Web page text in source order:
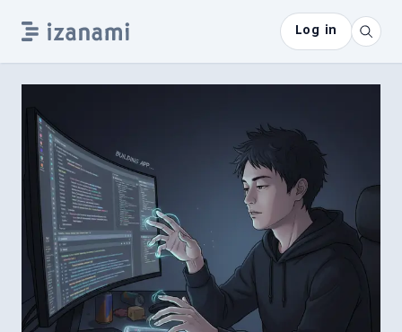
Log in